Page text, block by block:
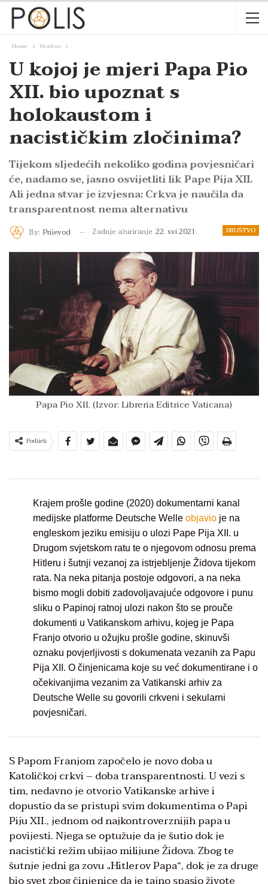
Home Društvo
U kojoj je mjeri Papa Pio
XII. bio upoznat s
holokaustom i
nacističkim zločinima?
Tijekom sljedećih nekoliko godina povjesničari
će, nadamo se, jasno osvijetliti lik Pape Pija XII.
Ali jedna stvar je izvjesna: Crkva je naučila da
transparentnost nema alternativu
DRUŠTVO
By: Prijevod Zadnje ažuriranje 22. svi 2021.
Papa Pio XII. (Izvor: Libreria Editrice Vaticana)
Podijeli
Krajem prošle godine (2020) dokumentarni kanal
medijske platforme Deutsche Welle objavio je na
engleskom jeziku emisiju o ulozi Pape Pija XII. u
Drugom svjetskom ratu te o njegovom odnosu prema
Hitleru i šutnji vezanoj za istrjebljenje Židova tijekom
rata. Na neka pitanja postoje odgovori, a na neka
bismo mogli dobiti zadovoljavajuće odgovore i punu
sliku o Papinoj ratnoj ulozi nakon što se prouče
dokumenti u Vatikanskom arhivu, kojeg je Papa
Franjo otvorio u ožujku prošle godine, skinuvši
oznaku povjerljivosti s dokumenata vezanih za Papu
Pija XII. O činjenicama koje su već dokumentirane i o
očekivanjima vezanim za Vatikanski arhiv za
Deutsche Welle su govorili crkveni i sekularni
povjesničari.
S Papom Franjom započelo je novo doba u
Katoličkoj crkvi – doba transparentnosti. U vezi s
tim, nedavno je otvorio Vatikanske arhive i
dopustio da se pristupi svim dokumentima o Papi
Piju XII., jednom od najkontroverznijih papa u
povijesti. Njega se optužuje da je šutio dok je
nacistički režim ubijao milijune Židova. Zbog te
šutnje jedni ga zovu „Hitlerov Papa“, dok je za druge